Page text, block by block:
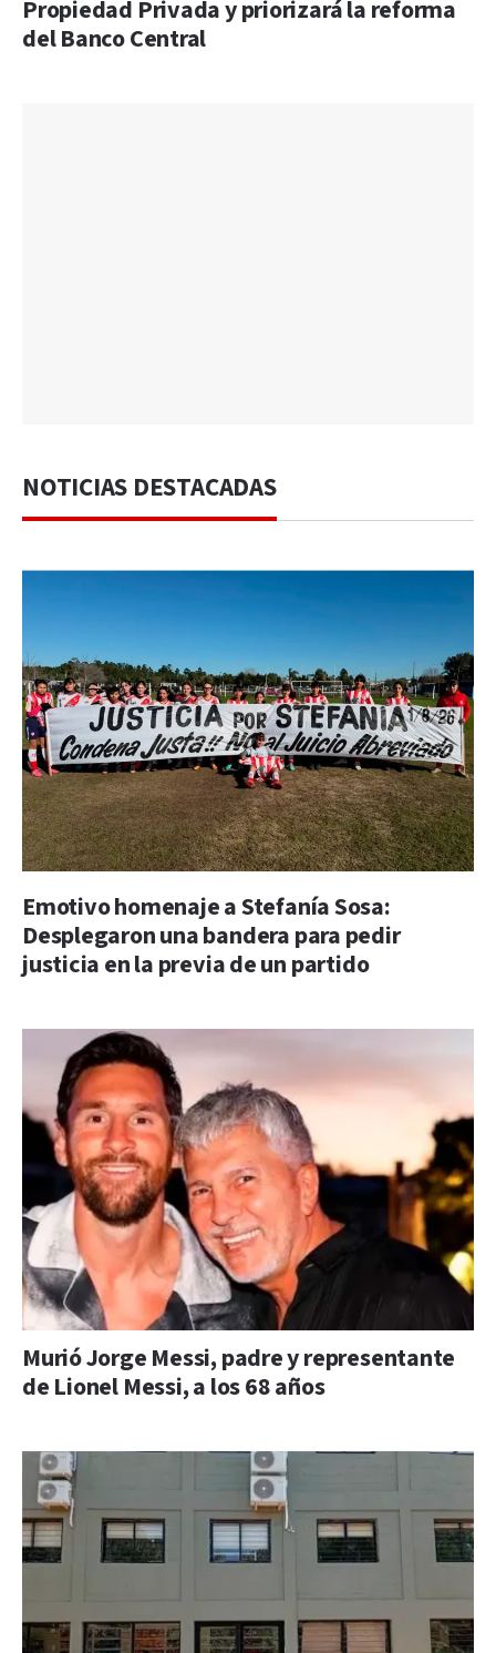
Propiedad Privada y priorizará la reforma
del Banco Central
NOTICIAS DESTACADAS
Emotivo homenaje a Stefanía Sosa:
Desplegaron una bandera para pedir
justicia en la previa de un partido
Murió Jorge Messi, padre y representante
de Lionel Messi, a los 68 años